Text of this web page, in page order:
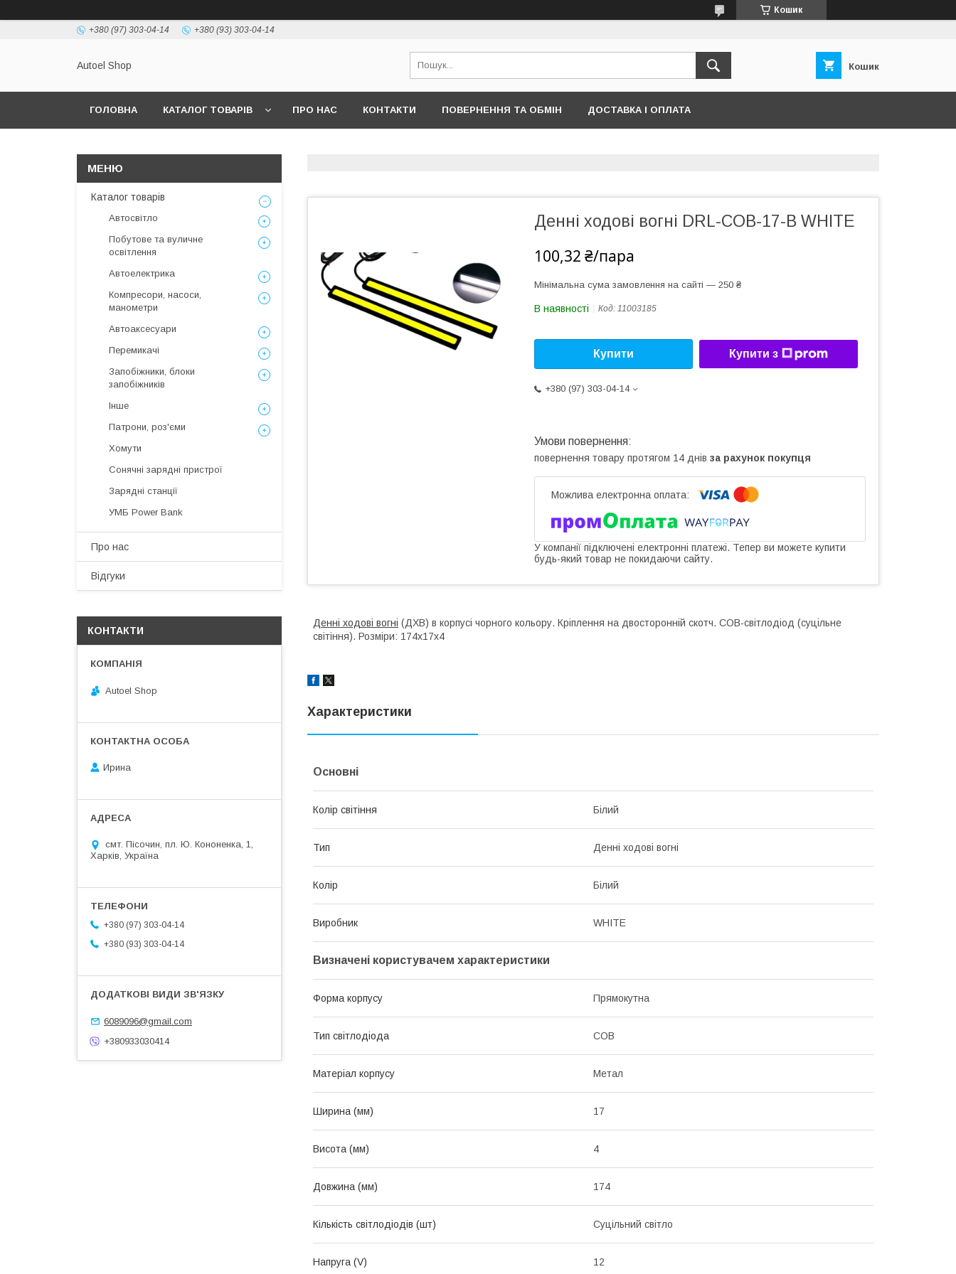
Кошик
+380 (97) 303-04-14 +380 (93) 303-04-14
Autoel Shop Кошик
ГОЛОВНА КАТАЛОГ ТОВАРІВ ПРО НАС КОНТАКТИ ПОВЕРНЕННЯ ТА ОБМІН ДОСТАВКА І ОПЛАТА
Денні ходові вогні DRL-COB-17-B WHITE
100,32 ₴/пара
Мінімальна сума замовлення на сайті — 250 ₴
В наявності Код: 11003185
Купити Купити з
+380 (97) 303-04-14
повернення товару протягом 14 днів за рахунок покупця
У компанії підключені електронні платежі. Тепер ви можете купити
будь-який товар не покидаючи сайту.
Денні ходові вогні (ДХВ) в корпусі чорного кольору. Кріплення на двосторонній скотч. COB-світлодіод (суцільне
світіння). Розміри: 174х17х4
Характеристики
Основні
Колір світіння Білий
Тип Денні ходові вогні
Колір Білий
Виробник WHITE
Визначені користувачем характеристики
Форма корпусу Прямокутна
Тип світлодіода COB
Матеріал корпусу Метал
Ширина (мм) 17
Висота (мм) 4
Довжина (мм) 174
Кількість світлодіодів (шт) Суцільний світло
Напруга (V) 12
Каталог товарів
Автосвітло
Побутове та вуличне
освітлення
Автоелектрика
Компресори, насоси,
манометри
Автоаксесуари
Перемикачі
Запобіжники, блоки
запобіжників
Інше
Патрони, роз'єми
Хомути
Сонячні зарядні пристрої
Зарядні станції
УМБ Power Bank
Про нас
Відгуки
КОНТАКТИ
Autoel Shop
Ирина
смт. Пісочин, пл. Ю. Кононенка, 1,
Харків, Україна
+380 (97) 303-04-14
+380 (93) 303-04-14
6089096@gmail.com
+380933030414